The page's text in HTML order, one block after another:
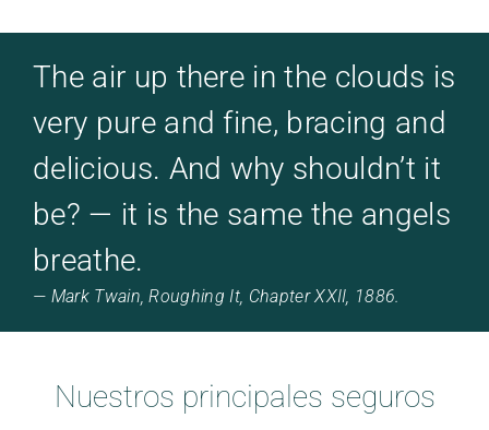
The air up there in the clouds is
very pure and fine, bracing and
delicious. And why shouldn’t it
be? — it is the same the angels
breathe.
— Mark Twain, Roughing It, Chapter XXII, 1886.
Nuestros principales seguros